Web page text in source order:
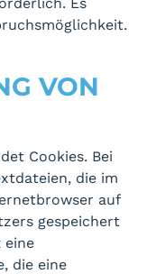
VON
Cookies. Bei
die im
auf
gespeichert
eine
die eine